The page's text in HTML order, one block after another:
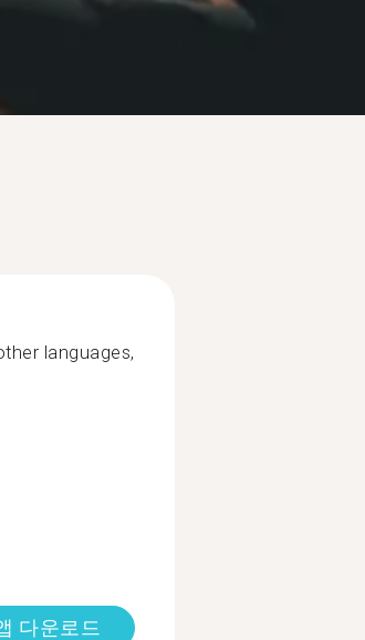
languages,
다운로드